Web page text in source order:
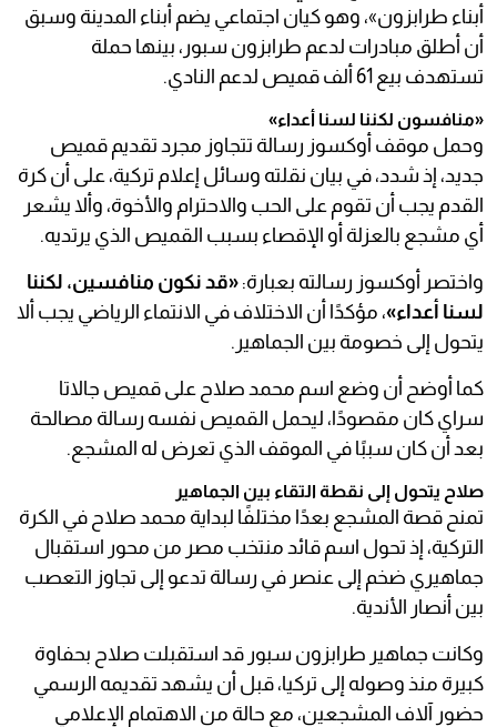
أبناء طرابزون»، وهو كيان اجتماعي يضم أبناء المدينة وسبق
أن أطلق مبادرات لدعم طرابزون سبور، بينها حملة
تستهدف بيع 61 ألف قميص لدعم النادي.
«منافسون لكننا لسنا أعداء»
وحمل موقف أوكسوز رسالة تتجاوز مجرد تقديم قميص
جديد، إذ شدد، في بيان نقلته وسائل إعلام تركية، على أن كرة
القدم يجب أن تقوم على الحب والاحترام والأخوة، وألا يشعر
أي مشجع بالعزلة أو الإقصاء بسبب القميص الذي يرتديه.
واختصر أوكسوز رسالته بعبارة: «قد نكون منافسين، لكننا
لسنا أعداء»، مؤكدًا أن الاختلاف في الانتماء الرياضي يجب ألا
يتحول إلى خصومة بين الجماهير.
كما أوضح أن وضع اسم محمد صلاح على قميص جالاتا
سراي كان مقصودًا، ليحمل القميص نفسه رسالة مصالحة
بعد أن كان سببًا في الموقف الذي تعرض له المشجع.
صلاح يتحول إلى نقطة التقاء بين الجماهير
تمنح قصة المشجع بعدًا مختلفًا لبداية محمد صلاح في الكرة
التركية، إذ تحول اسم قائد منتخب مصر من محور استقبال
جماهيري ضخم إلى عنصر في رسالة تدعو إلى تجاوز التعصب
بين أنصار الأندية.
وكانت جماهير طرابزون سبور قد استقبلت صلاح بحفاوة
كبيرة منذ وصوله إلى تركيا، قبل أن يشهد تقديمه الرسمي
حضور آلاف المشجعين، مع حالة من الاهتمام الإعلامي